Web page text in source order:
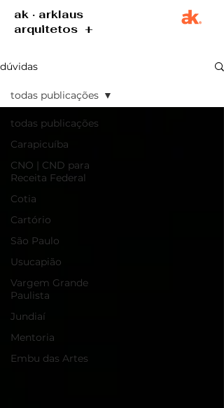
ak · arklaus
arquitetos +
dúvidas
todas publicações
Carapicuíba
CNO | CND para
Receita Federal
Cotia
Cartório
São Paulo
Usucapião
Vargem Grande
Paulista
Jundiaí
Mentoria
Embu das Artes
todas publicações